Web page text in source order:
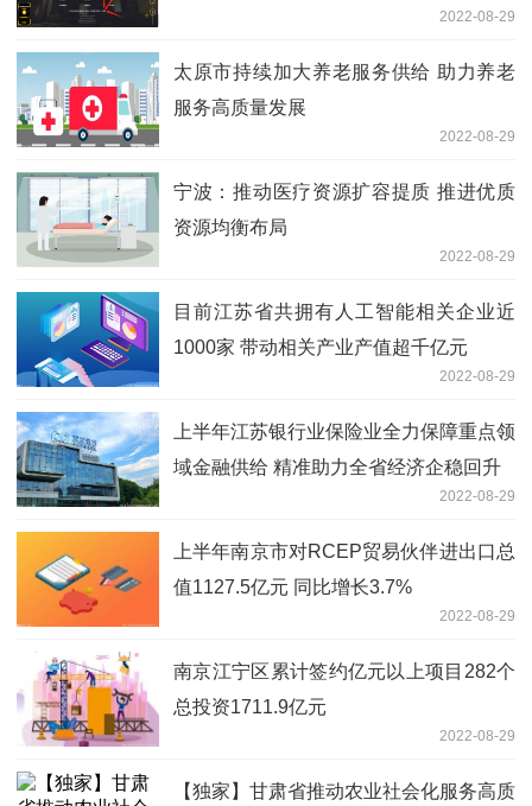
2022-08-29
太原市持续加大养老服务供给 助力养老
服务高质量发展
2022-08-29
宁波：推动医疗资源扩容提质 推进优质
资源均衡布局
2022-08-29
目前江苏省共拥有人工智能相关企业近
1000家 带动相关产业产值超千亿元
2022-08-29
上半年江苏银行业保险业全力保障重点领
域金融供给 精准助力全省经济企稳回升
2022-08-29
上半年南京市对RCEP贸易伙伴进出口总
值1127.5亿元 同比增长3.7%
2022-08-29
南京江宁区累计签约亿元以上项目282个
总投资1711.9亿元
2022-08-29
【独家】甘肃省推动农业社会化服务高质